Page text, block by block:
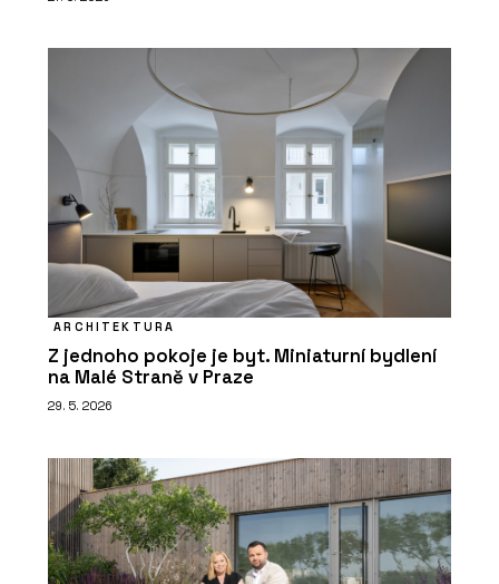
ARCHITEKTURA
Z jednoho pokoje je byt. Miniaturní bydlení
na Malé Straně v Praze
29. 5. 2026